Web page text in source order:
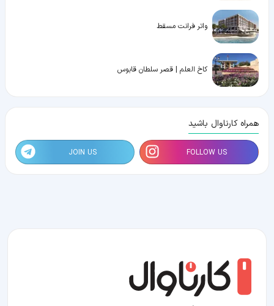
واتر فرانت مسقط
کاخ العلم | قصر سلطان قابوس
همراه کارناوال باشید
FOLLOW US
JOIN US